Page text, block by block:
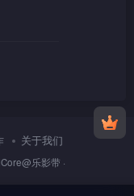
关于我们
乐影带 ·